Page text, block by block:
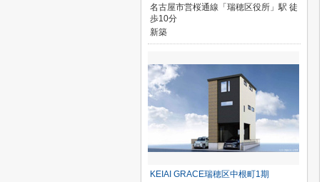
名古屋市営桜通線「瑞穂区役所」駅 徒
歩10分
新築
KEIAI GRACE瑞穂区中根町1期